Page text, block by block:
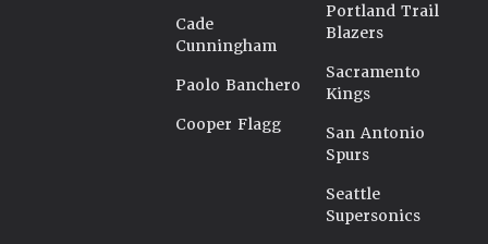
Cade
Cunningham
Paolo Banchero
Cooper Flagg
Portland Trail
Blazers
Sacramento
Kings
San Antonio
Spurs
Seattle
Supersonics